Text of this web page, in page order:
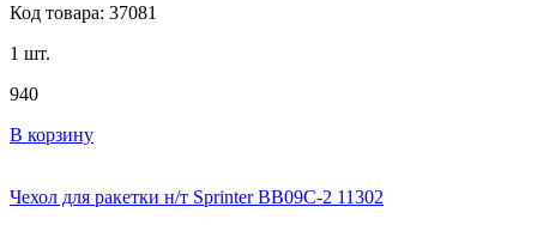
Код товара: 37081
1 шт.
940
В корзину
Чехол для ракетки н/т Sprinter BB09C-2 11302